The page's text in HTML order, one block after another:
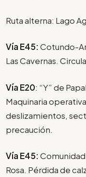
Ruta alterna: Lago
Vía E45: Cotundo-
Las Cavernas.
Vía E20: “Y” de
Maquinaria
deslizamientos,
precaución.
Vía E45: Comunidad
Rosa. Pérdida de